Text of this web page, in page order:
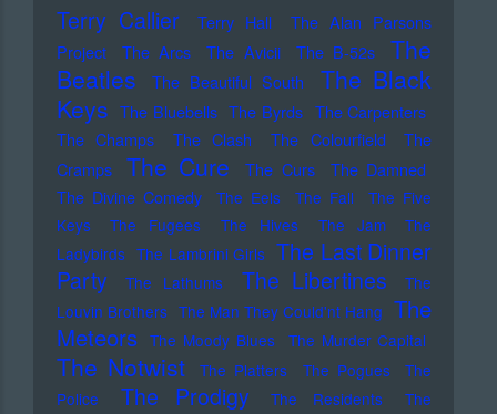
Terry Callier Terry Hall
The Alan Parsons
Project
The Arcs The Avicii The B-52s
The
Beatles
The Beautiful South
The Black
Keys The Bluebells The Byrds The Carpenters
The Champs
The Clash The Colourfield
The
Cramps
The Cure The Curs
The Damned
The Divine Comedy
The Eels The Fall
The Five
Keys
The Fugees The Hives The Jam
The
Ladybirds The Lambrini Girls The Last Dinner
Party
The Lathums The Libertines
The
Louvin Brothers The Man They Could'nt Hang The
Meteors The Moody Blues The Murder Capital
The Notwist The Platters The Pogues
The
Police
The Prodigy The Residents
The